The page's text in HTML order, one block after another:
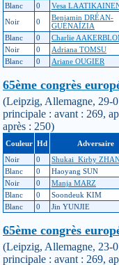
Blanc
0 Vesa
Noir
0
Benjamin DRÉAN-
GUÉNAÏZIA
Blanc
0 Charlie
Noir
0 Adriana TOMSU
Blanc
0 Ariane OUGIER
65ème congrès
(Leipzig, Allemagne, 29-
principale : avant : 269,
après : 250)
Couleur Hd Adversaire
Noir
0 Shukai_Kirby
Blanc
0 Haoyang SUN
Noir
0 Manja MARZ
Blanc
0 Soondeuk KIM
Blanc
0 Jin YUNJIE
65ème congrès
(Leipzig, Allemagne, 23-
principale : avant : 269,